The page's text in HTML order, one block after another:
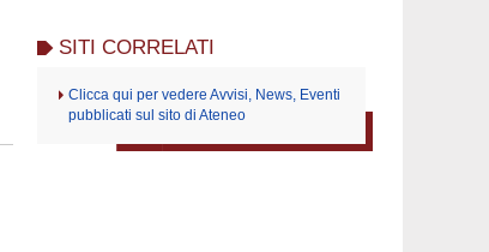
SITI CORRELATI
Clicca qui per vedere Avvisi, News, Eventi
pubblicati sul sito di Ateneo